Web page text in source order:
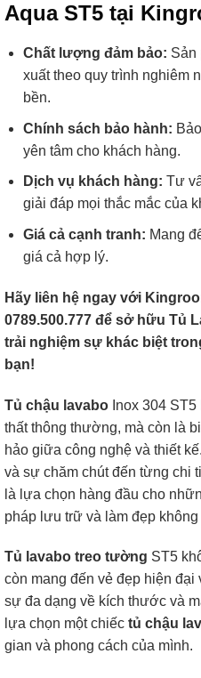
Aqua ST5 tại
Chất lượng đảm bảo: Sản
xuất theo quy trình nghiêm
bền.
Chính sách bảo hành:
yên tâm cho khách hàng.
Dịch vụ khách hàng: Tư
giải đáp mọi thắc mắc của
Giá cả cạnh tranh: Mang
giá cả hợp lý.
Hãy liên hệ ngay với
0789.500.777 để sở hữu Tủ
trải nghiệm sự khác biệt
bạn!
Tủ chậu lavabo Inox 304
thất thông thường, mà còn là
hảo giữa công nghệ và thiết
và sự chăm chút đến từng chi
là lựa chọn hàng đầu cho
pháp lưu trữ và làm đẹp
Tủ lavabo treo tường ST5
còn mang đến vẻ đẹp hiện đại
sự đa dạng về kích thước và
lựa chọn một chiếc tủ chậu
gian và phong cách của mình.